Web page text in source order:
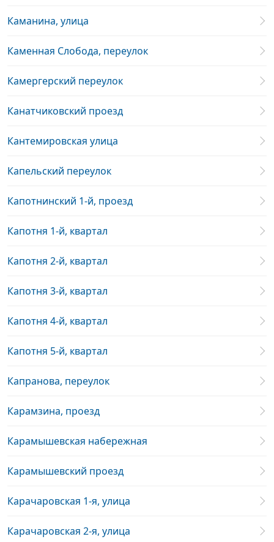
Каманина, улица
Каменная Слобода, переулок
Камергерский переулок
Канатчиковский проезд
Кантемировская улица
Капельский переулок
Капотнинский 1-й, проезд
Капотня 1-й, квартал
Капотня 2-й, квартал
Капотня 3-й, квартал
Капотня 4-й, квартал
Капотня 5-й, квартал
Капранова, переулок
Карамзина, проезд
Карамышевская набережная
Карамышевский проезд
Карачаровская 1-я, улица
Карачаровская 2-я, улица